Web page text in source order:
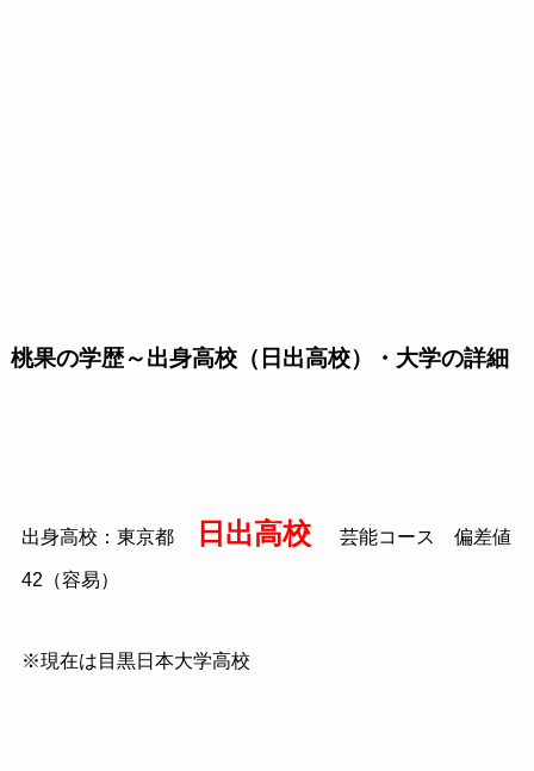
桃果の学歴～出身高校（日出高校）・大学の詳細
出身高校：東京都 日出高校 芸能コース 偏差値
42（容易）
※現在は目黒日本大学高校